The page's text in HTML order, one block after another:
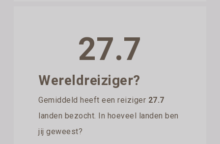
27.7
Wereldreiziger?
Gemiddeld heeft een reiziger 27.7
landen bezocht. In hoeveel landen ben
jij geweest?